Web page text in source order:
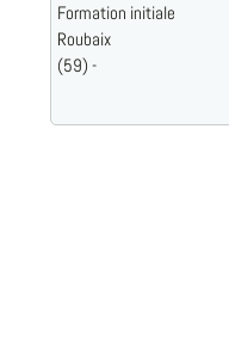
Formation initiale
Roubaix
(59) -